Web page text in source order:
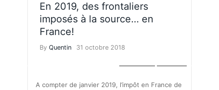
En 2019, des frontaliers
imposés à la source… en
France!
By Quentin 31 octobre 2018
A compter de janvier 2019, l’impôt en France de